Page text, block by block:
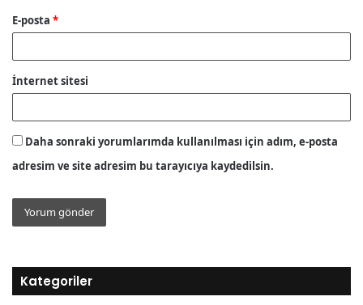
E-posta *
İnternet sitesi
Daha sonraki yorumlarımda kullanılması için adım, e-posta
adresim ve site adresim bu tarayıcıya kaydedilsin.
Kategoriler